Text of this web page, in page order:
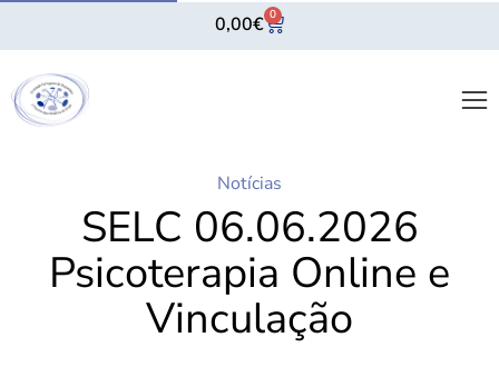
0,00€ 0
Notícias
SELC 06.06.2026
Psicoterapia Online e
Vinculação